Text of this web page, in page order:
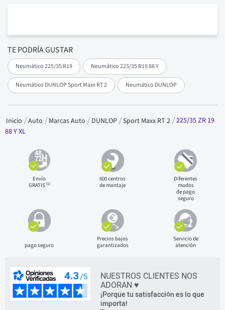
TE PODRÍA GUSTAR
Neumático 225/35 R19 Neumático 225/35 R19 88 Y
Neumático DUNLOP Sport Maxx RT 2 Neumático DUNLOP
Inicio Auto Marcas Auto DUNLOP Sport Maxx RT 2 225/35 ZR 19
88 Y XL
Envío
GRATIS(1)
600 centros
de montaje
Diferentes
modos
de pago
seguro
pago seguro
Precios bajos
garantizados
Servicio de
atención
NUESTROS CLIENTES NOS
ADORAN ♥
¡Porque tu satisfacción es lo que
importa!